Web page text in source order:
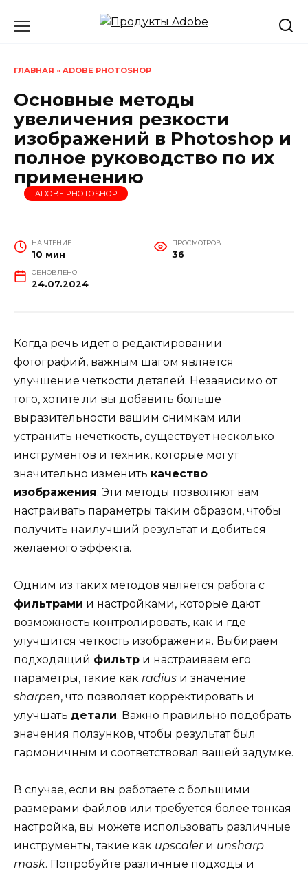
ГЛАВНАЯ » ADOBE PHOTOSHOP
Основные методы
увеличения резкости
изображений в Photoshop и
полное руководство по их
применению
ADOBE PHOTOSHOP
НА ЧТЕНИЕ
10 мин
ПРОСМОТРОВ
36
ОБНОВЛЕНО
24.07.2024
Когда речь идет о редактировании
фотографий, важным шагом является
улучшение четкости деталей. Независимо от
того, хотите ли вы добавить больше
выразительности вашим снимкам или
устранить нечеткость, существует несколько
инструментов и техник, которые могут
значительно изменить качество
изображения. Эти методы позволяют вам
настраивать параметры таким образом, чтобы
получить наилучший результат и добиться
желаемого эффекта.
Одним из таких методов является работа с
фильтрами и настройками, которые дают
возможность контролировать, как и где
улучшится четкость изображения. Выбираем
подходящий фильтр и настраиваем его
параметры, такие как radius и значение
sharpen, что позволяет корректировать и
улучшать детали. Важно правильно подобрать
значения ползунков, чтобы результат был
гармоничным и соответствовал вашей задумке.
В случае, если вы работаете с большими
размерами файлов или требуется более тонкая
настройка, вы можете использовать различные
инструменты, такие как upscalerи unsharp
mask. Попробуйте различные подходы и